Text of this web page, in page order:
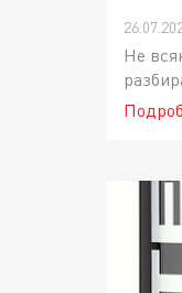
Не